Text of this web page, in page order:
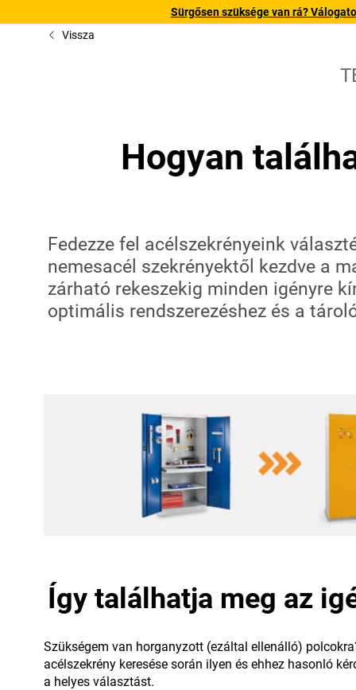
Sürgősen szüksége van rá?
Vissza
Hogyan
Fedezze fel acélszekrényeink
nemesacél szekrényektől kezdve a
zárható rekeszekig minden igényre
optimális rendszerezéshez és a
Így találhatja meg az
Szükségem van horganyzott (ezáltal ellenálló)
acélszekrény keresése során ilyen és ehhez hasonló
a helyes választást.